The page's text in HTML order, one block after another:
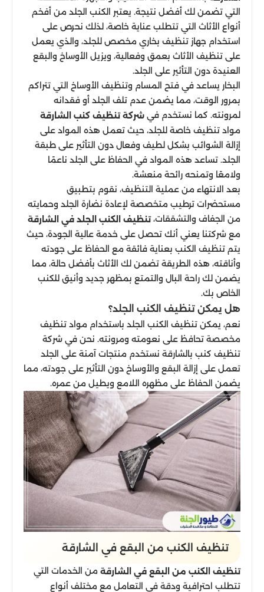
التي تضمن لك أفضل نتيجة. يعتبر الكنب الجلد من أفخم
أنواع الأثاث التي تتطلب عناية خاصة، لذلك نحرص على
استخدام جهاز تنظيف بخاري مخصص للجلد، والذي يعمل
على تنظيف الأثاث بعمق وفعالية، ويزيل الأوساخ والبقع
العنيدة دون التأثير على الجلد.
البخار يساعد في فتح المسام وتنظيف الأوساخ التي تتراكم
بمرور الوقت، مما يضمن عدم تلف الجلد أو فقدانه
لمرونته. كما نستخدم في شركة تنظيف كنب الشارقة
مواد تنظيف خاصة للجلد، حيث تعمل هذه المواد على
إزالة الشوائب بشكل لطيف وفعال دون التأثير على طبقة
الجلد. تساعد هذه المواد في الحفاظ على الجلد ناعمًا
ولامعًا وتمنحه رائحة منعشة.
بعد الانتهاء من عملية التنظيف، نقوم بتطبيق
مستحضرات ترطيب متخصصة لإعادة نضارة الجلد وحمايته
من الجفاف والتشققات،تنظيف الكنب الجلد في الشارقة
مع شركتنا يعني أنك تحصل على خدمة عالية الجودة، حيث
يتم تنظيف الكنب بعناية فائقة مع الحفاظ على جودته
وأناقته، هذه الطريقة تضمن لك الأثاث بأفضل حالة، مما
يضمن لك راحة البال والتمتع بمظهر جديد وأنيق للكنب
الخاص بك.
هل يمكن تنظيف الكنب الجلد؟
نعم، يمكن تنظيف الكنب الجلد باستخدام مواد تنظيف
مخصصة تحافظ على نعومته ومرونته. نحن في شركة
تنظيف كنب بالشارقة نستخدم منتجات آمنة على الجلد
تعمل على إزالة البقع والأوساخ دون التأثير على جودته، مما
يضمن الحفاظ على مظهره اللامع ويطيل من عمره.
تنظيف الكنب من البقع​ في الشارقة
تنظيف الكنب من البقع في الشارقة من الخدمات التي
تتطلب احترافية ودقة في التعامل مع مختلف أنواع